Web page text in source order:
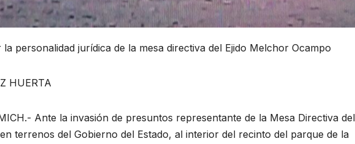
personalidad jurídica de la mesa directiva del Ejido Melchor Ocampo
HUERTA
Ante la invasión de presuntos representante de la Mesa Directiva del
terrenos del Gobierno del Estado, al interior del recinto del parque de la